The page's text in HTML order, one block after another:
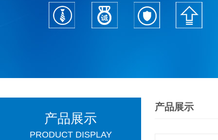
产品展示
产品展示
PRODUCT DISPLAY